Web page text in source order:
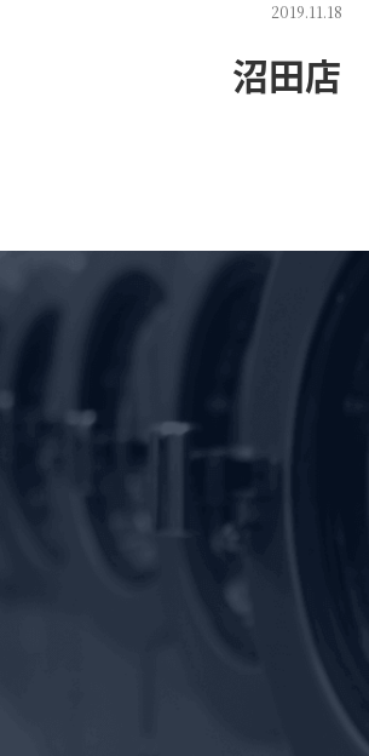
2019.11.18
沼田店